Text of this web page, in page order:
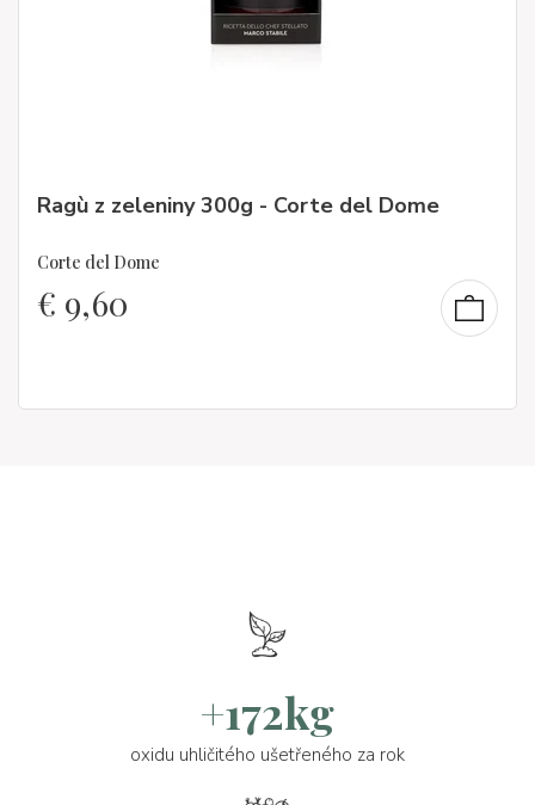
Ragù z zeleniny 300g - Corte del Dome
Corte del Dome
€ 9,60
+172kg
oxidu uhličitého ušetřeného za rok